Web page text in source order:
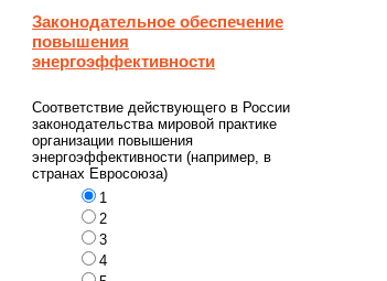
Законодательное обеспечение
повышения
энергоэффективности
Соответствие действующего в России
законодательства мировой практике
организации повышения
энергоэффективности (например, в
странах Евросоюза)
1
2
3
4